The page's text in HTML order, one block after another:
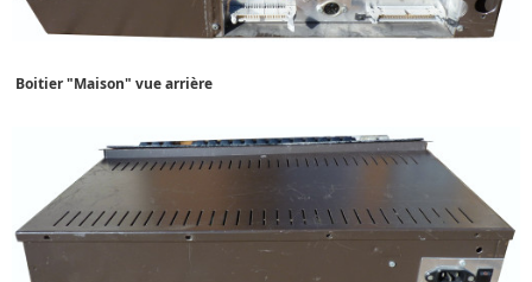
Boitier"Maison" vue arrière